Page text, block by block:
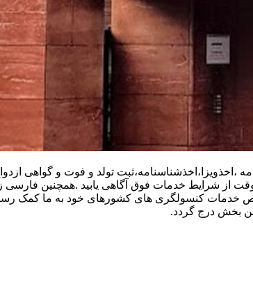
تولد و فوت و گواهی
شرایط خدمات فوق آگاهی یابید .همچنین فارسی
خدمات کنسولگری های کشورهای خود به ما کمک
بخش درج گردد.